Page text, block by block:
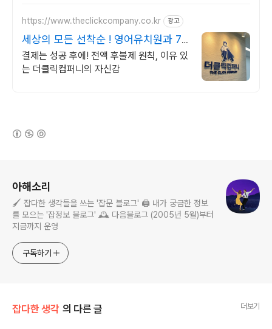
https://www.theclickcompany.co.kr 광고
세상의 모든 선착순 ! 영어유치원과 7
세 고시
결제는 성공 후에! 전액 후불제 원칙, 이유 있
는 더클릭컴퍼니의 자신감
아해소리
🖌️ 잡다한 생각들을 쓰는 '잡문 블로그' 🖨️ 내가 궁금한 정보
를 모으는 '잡정보 블로그' 🕰️ 다음블로그 (2005년 5월)부터
지금까지 운영
구독하기
잡다한 생각 의 다른 글 더보기